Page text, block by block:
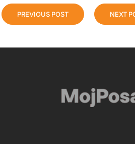
PREVIOUS POST NEXT